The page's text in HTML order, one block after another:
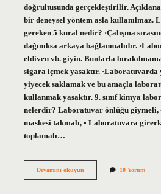
doğrultusunda gerçekleştirilir.
bir deneysel yöntem asla kullanılmaz.
gereken 5 kural nedir? ·Çalışma
dağınıksa arkaya bağlanmalıdır.
eldiven vb. giyin. Bunlarla
sigara içmek yasaktır. ·Laboratuvarda
yiyecek saklamak ve bu amaçla
kullanmak yasaktır. 9. sınıf kimya
nelerdir? Laboratuvar önlüğü giymeli,
maskesi takmalı, • Laboratuvara
toplamalı…
Devamını okuyunLaboratuvar
10 Yorum